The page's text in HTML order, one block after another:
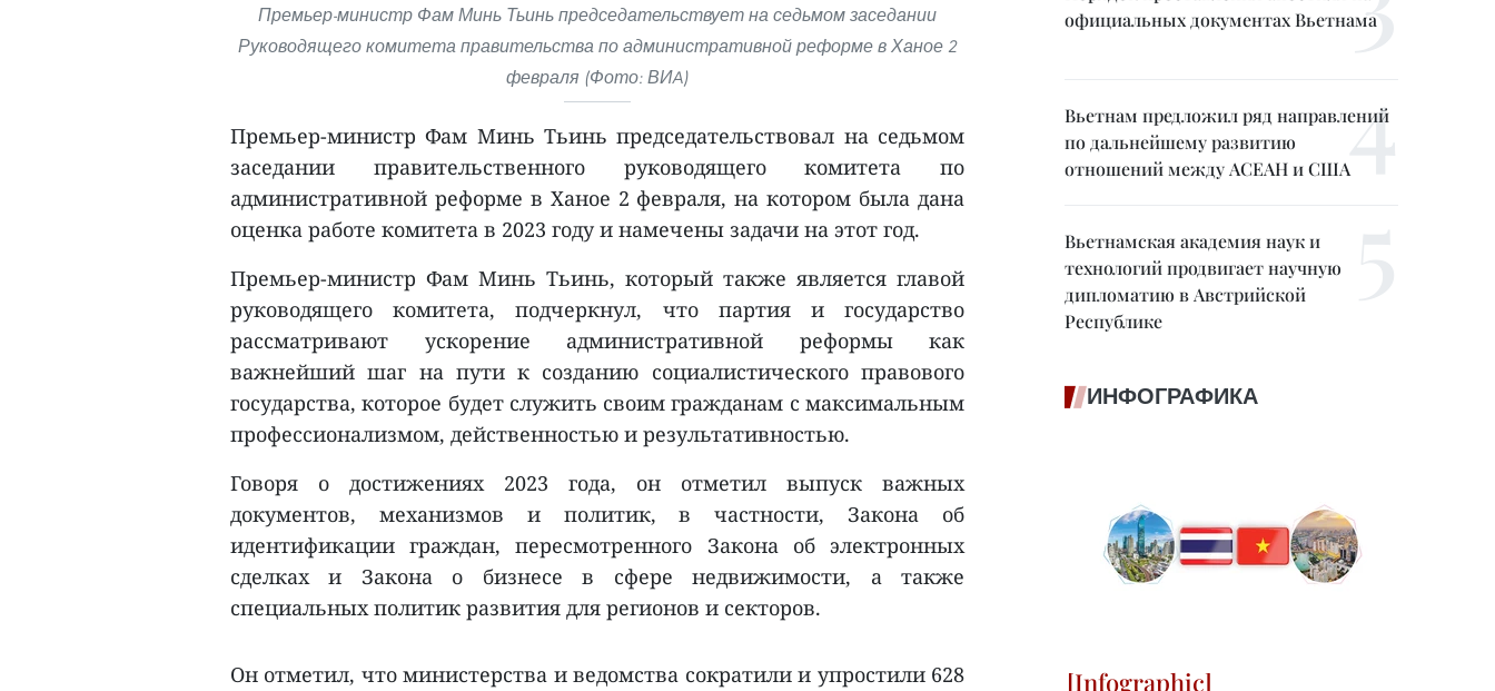
Премьер-министр Фам Минь Тьинь председательствует на седьмом заседании
Руководящего комитета правительства по административной реформе в Ханое 2
февраля (Фото: ВИA)
Премьер-министр Фам Минь Тьинь председательствовал на седьмом
заседании правительственного руководящего комитета по
административной реформе в Ханое 2 февраля, на котором была дана
оценка работе комитета в 2023 году и намечены задачи на этот год.
Премьер-министр Фам Минь Тьинь, который также является главой
руководящего комитета, подчеркнул, что партия и государство
рассматривают ускорение административной реформы как
важнейший шаг на пути к созданию социалистического правового
государства, которое будет служить своим гражданам с максимальным
профессионализмом, действенностью и результативностью.
Говоря о достижениях 2023 года, он отметил выпуск важных
документов, механизмов и политик, в частности, Закона об
идентификации граждан, пересмотренного Закона об электронных
сделках и Закона о бизнесе в сфере недвижимости, а также
специальных политик развития для регионов и секторов.
Он отметил, что министерства и ведомства сократили и упростили 628
официальных документах Вьетнама
Вьетнам предложил ряд направлений
по дальнейшему развитию
отношений между АСЕАН и США
Вьетнамская академия наук и
технологий продвигает научную
дипломатию в Австрийской
Республике
ИНФОГРАФИКА